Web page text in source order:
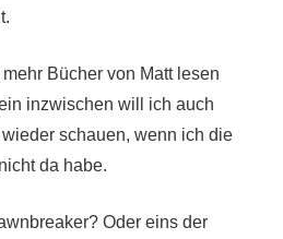
Bücher von Matt lesen
inzwischen will ich auch
schauen, wenn ich die
da habe.
Oder eins der